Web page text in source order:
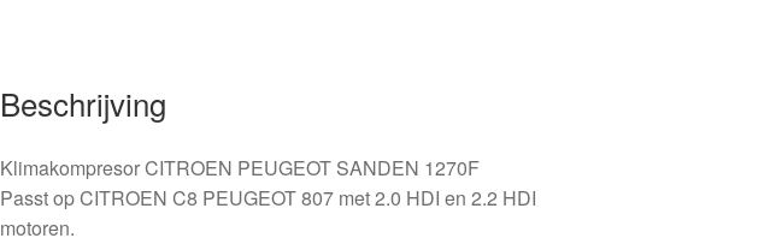
Beschrijving
Klimakompresor CITROEN PEUGEOT SANDEN 1270F
Passt op CITROEN C8 PEUGEOT 807 met 2.0 HDI en 2.2 HDI
motoren.